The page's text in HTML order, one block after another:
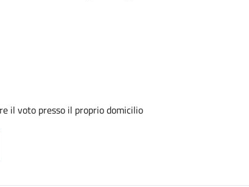
il voto presso il proprio domicilio